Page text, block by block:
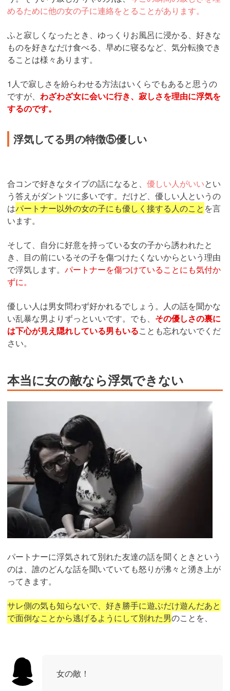
めるために他の女の子に連絡をとることがあります。
ふと寂しくなったとき、ゆっくりお風呂に浸かる、好きな
ものを好きなだけ食べる、早めに寝るなど、気分転換でき
ることは様々あります。
1人で寂しさを紛らわせる方法はいくらでもあると思うの
ですが、 わざわざ女に会いに行き、寂しさを理由に浮気を
するのです。
浮気してる男の特徴⑤優しい
合コンで好きなタイプの話になると、 優しい人がいいとい
う答えがダントツに多いです。だけど、優しい人というの
はパートナー以外の女の子にも優しく接する人のこと を言
います。
そして、自分に好意を持っている女の子から誘われたと
き、目の前にいるその子を傷つけたくないからという理由
で浮気します。 パートナーを傷つけていることにも気付か
ずに。
優しい人は男女問わず好かれるでしょう。人の話を聞かな
い乱暴な男よりずっといいです。でも、 その優しさの裏に
は下心が見え隠れしている男もいることも忘れないでくだ
さい。
本当に女の敵なら浮気できない
パートナーに浮気されて別れた友達の話を聞くときという
のは、誰のどんな話を聞いていても怒りが沸々と湧き上が
ってきます。
サレ側の気も知らないで、好き勝手に遊ぶだけ遊んだあと
で面倒なことから逃げるようにして別れた男のことを、
女の敵！